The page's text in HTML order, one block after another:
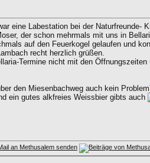
eine Labestation bei der Naturfreunde-
der schon mehrmals mit uns in
auf den Feuerkogel gelaufen und
recht herzlich grüßen.
Termine nicht mit den
den Miesenbachweg auch kein
ein gutes alkfreies Weissbier gibts auch